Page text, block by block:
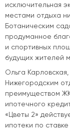
исключительная
местами отдыха
Ботаническим
продуманное
и спортивных
будущих жителей
Ольга
Нижегородским
преимуществом
ипотечного
«Цветы 2»
ипотеки по